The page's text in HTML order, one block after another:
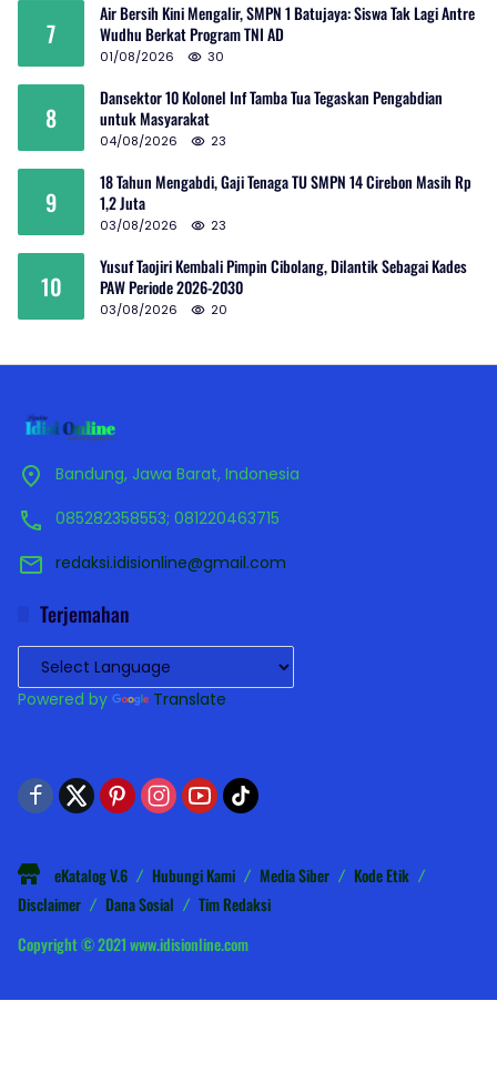
7
Air Bersih Kini Mengalir, SMPN 1 Batujaya: Siswa Tak Lagi Antre
Wudhu Berkat Program TNI AD
01/08/2026 30
8
Dansektor 10 Kolonel Inf Tamba Tua Tegaskan Pengabdian
untuk Masyarakat
04/08/2026 23
9
18 Tahun Mengabdi, Gaji Tenaga TU SMPN 14 Cirebon Masih Rp
1,2 Juta
03/08/2026 23
10
Yusuf Taojiri Kembali Pimpin Cibolang, Dilantik Sebagai Kades
PAW Periode 2026-2030
03/08/2026 20
Bandung, Jawa Barat, Indonesia
085282358553; 081220463715
redaksi.idisionline@gmail.com
Terjemahan
Powered by Translate
eKatalog V.6 Hubungi Kami Media Siber
Kode Etik
Disclaimer
Dana Sosial
Tim Redaksi
Copyright © 2021 www.idisionline.com